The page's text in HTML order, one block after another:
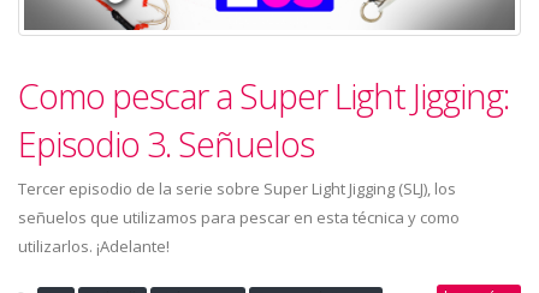
Como pescar a Super Light Jigging:
Episodio 3. Señuelos
Tercer episodio de la serie sobre Super Light Jigging (SLJ), los
señuelos que utilizamos para pescar en esta técnica y como
utilizarlos. ¡Adelante!